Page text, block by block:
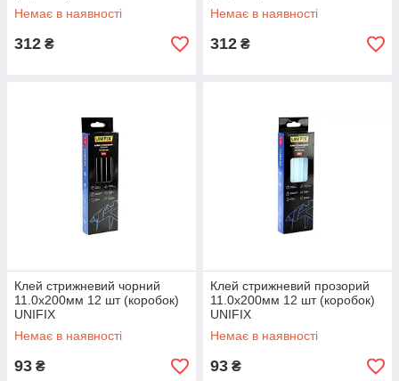
Немає в наявності
312 ₴
Немає в наявності
312 ₴
Клей стрижневий чорний
11.0х200мм 12 шт (коробок)
UNIFIX
Немає в наявності
93 ₴
Клей стрижневий прозорий
11.0х200мм 12 шт (коробок)
UNIFIX
Немає в наявності
93 ₴